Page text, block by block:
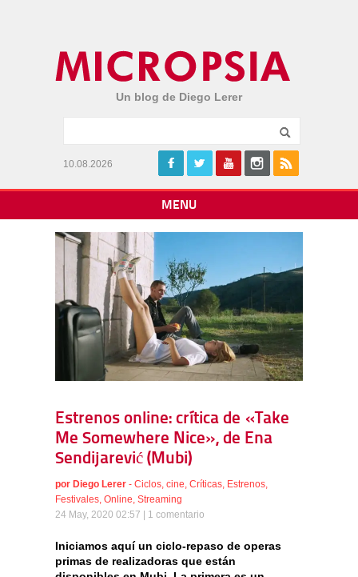
Un blog de Diego Lerer
10.08.2026
MENU
Estrenos online: crítica de «Take
Me Somewhere Nice», de Ena
Sendijarević (Mubi)
por Diego Lerer - Ciclos, cine, Críticas, Estrenos,
Festivales, Online, Streaming
24 May, 2020 02:57 | 1 comentario
Iniciamos aquí un ciclo-repaso de operas
primas de realizadoras que están